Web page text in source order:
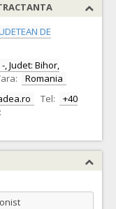
DE
, Judet: Bihor,
Romania
Tel:
+40